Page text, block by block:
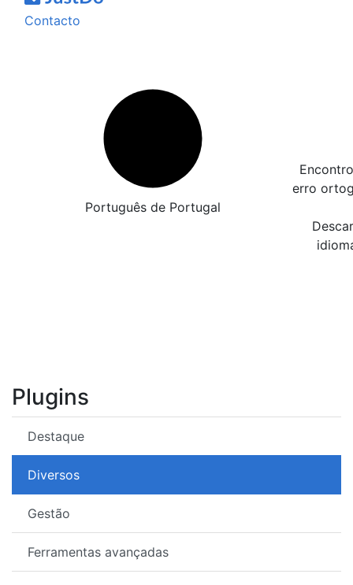
Contacto
Português de Portugal
erro
Plugins
Destaque
Diversos
Gestão
Ferramentas avançadas